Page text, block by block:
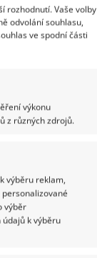
rozhodnutí. Vaše volby
odvolání souhlasu,
ve spodní části
výkonu
z různých zdrojů.
výběru reklam,
výběr
údajů k výběru
se